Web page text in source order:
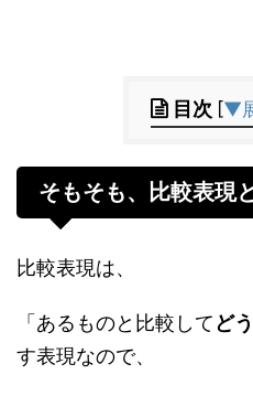
目次 [▼
そもそも、比較表現
比較表現は、
「あるものと比較してどう
す表現なので、